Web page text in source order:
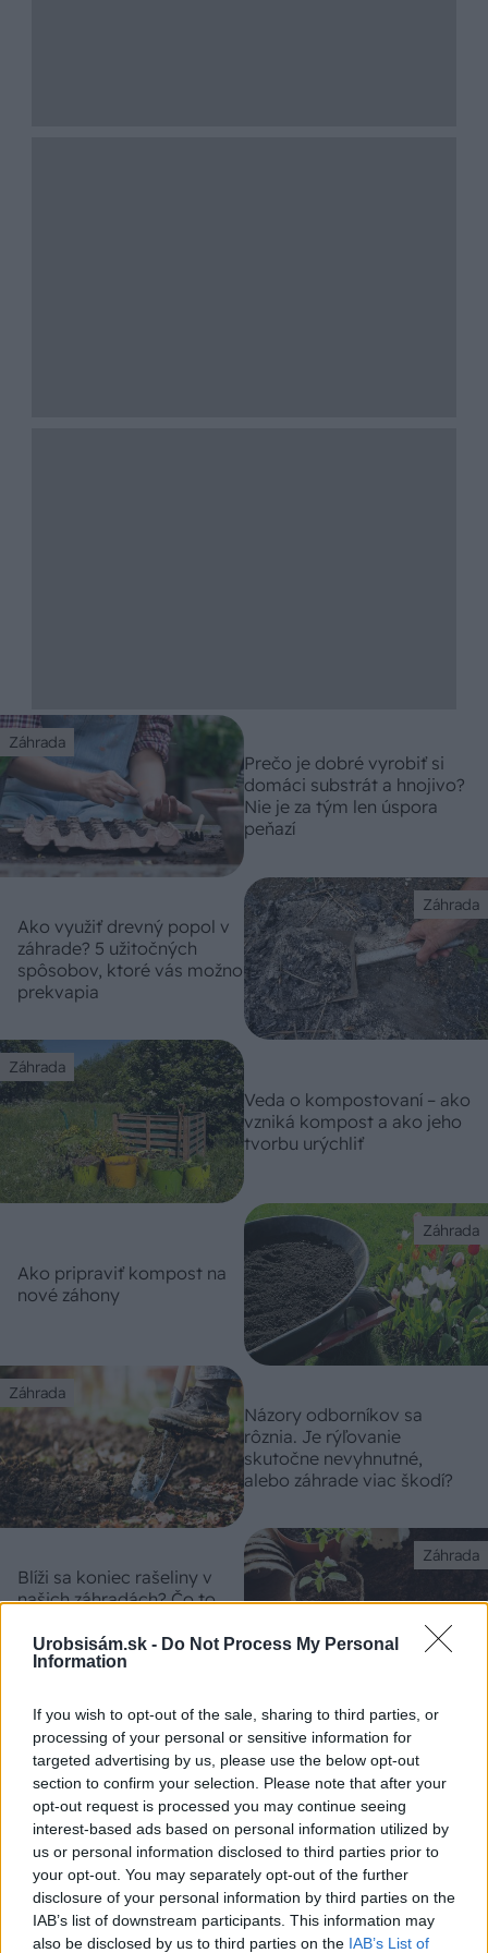
Urobsisám.sk - Do Not Process My Personal
Information
If you wish to opt-out of the sale, sharing to third parties, or
processing of your personal or sensitive information for
targeted advertising by us, please use the below opt-out
section to confirm your selection. Please note that after your
opt-out request is processed you may continue seeing
interest-based ads based on personal information utilized by
us or personal information disclosed to third parties prior to
your opt-out. You may separately opt-out of the further
disclosure of your personal information by third parties on the
IAB’s list of downstream participants. This information may
also be disclosed by us to third parties on the IAB’s List of
Záhrada
Prečo je dobré vyrobiť si
domáci substrát a hnojivo?
Nie je za tým len úspora
peňazí
Záhrada
Ako využiť drevný popol v
záhrade? 5 užitočných
spôsobov, ktoré vás možno
prekvapia
Záhrada
Veda o kompostovaní – ako
vzniká kompost a ako jeho
tvorbu urýchliť
Záhrada
Ako pripraviť kompost na
nové záhony
Záhrada
Názory odborníkov sa
rôznia. Je rýľovanie
skutočne nevyhnutné,
alebo záhrade viac škodí?
Záhrada
Blíži sa koniec rašeliny v
našich záhradách? Čo to
aké sú ekologické náhrady
Záhrada
Tajomné prísady do
substrátov: Čo dokáže
vermikulit, biouhlie či
hydrogél?
Spoznajte substráty: Ako